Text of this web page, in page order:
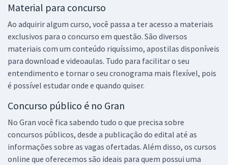
Material para concurso
Ao adquirir algum curso, você passa a ter acesso a materiais
exclusivos para o concurso em questão. São diversos
materiais com um conteúdo riquíssimo, apostilas disponíveis
para download e videoaulas. Tudo para facilitar o seu
entendimento e tornar o seu cronograma mais flexível, pois
é possível estudar onde e quando quiser.
Concurso público é no Gran
No Gran você fica sabendo tudo o que precisa sobre
concursos públicos, desde a publicação do edital até as
informações sobre as vagas ofertadas. Além disso, os cursos
online que oferecemos são ideais para quem possui uma